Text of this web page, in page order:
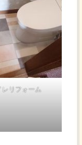
レリフォーム